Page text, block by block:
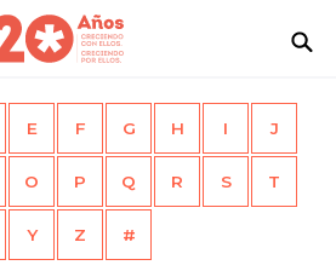
E F G H I J
O P Q R S T
Y Z #